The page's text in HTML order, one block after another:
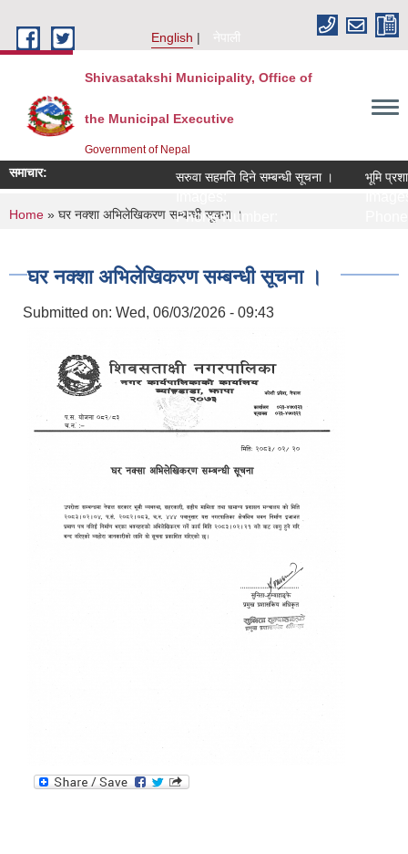
English
नेपाली
Shivasatakshi Municipality, Office of
the Municipal Executive
Government of Nepal
समाचार: सरुवा सहमति दिने सम्बन्धी सूचना ।
Phone Number:
भूमि
You are here
Home » घर नक्शा अभिलेखिकरण सम्बन्धी सूचना ।
घर नक्शा अभिलेखिकरण सम्बन्धी सूचना ।
Submitted on: Wed, 06/03/2026 - 09:43